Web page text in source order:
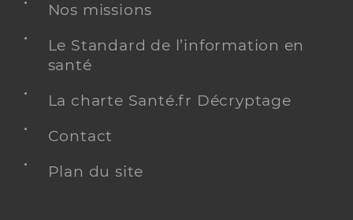
Nos missions
Le Standard de l’information en
santé
La charte Santé.fr Décryptage
Contact
Plan du site